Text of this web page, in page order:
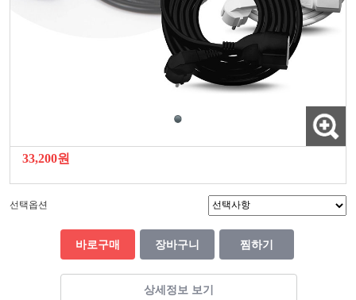
33,200원
선택옵션
바로구매 장바구니 찜하기
상세정보 보기